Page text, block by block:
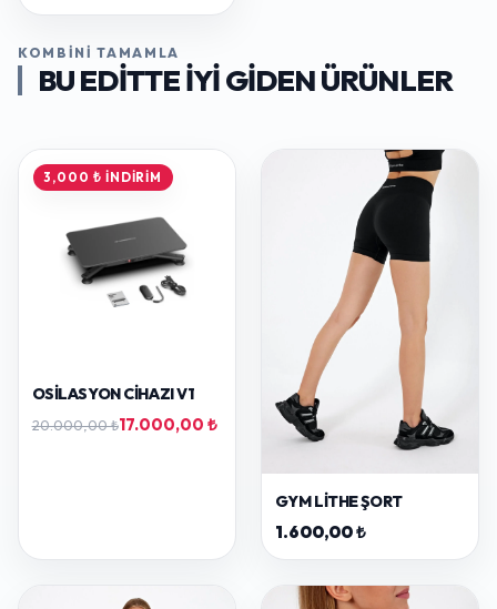
KOMBINI TAMAMLA
BU EDITTE IYI GIDEN ÜRÜNLER
3,000 ₺ İNDIRIM
OSILASYON CIHAZI V1
20.000,00 ₺17.000,00 ₺
GYM LITHE ŞORT
1.600,00 ₺